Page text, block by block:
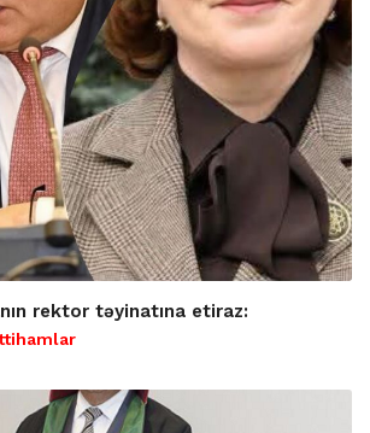
rektor təyinatına etiraz: